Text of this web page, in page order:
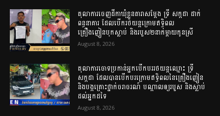
តុលាការចេញដីកាឃុំខ្លួនតារាសម្តែង ទ្រី សក្កដា ដាក់
ពន្ធនាគារ ដែលបើករថយន្តក្រោមឥទ្ធិពល
គ្រឿងញៀនបុកស្លាប់ និងរបួស២នាក់ម្តាយកូនស្រី
August 8, 2026
តុលាការចោទប្រកាន់អ្នកបើកបររថយន្តឈ្មោះ ទ្រី
សក្កដា ដែលបានបើកបរក្រោមឥទ្ធិពលនៃគ្រឿងញៀន
និងបង្កគ្រោះថ្នាក់ចរាចរណ៍ បណ្តាលឲ្យរបួស និងស្លាប់
ដល់អ្នកដទៃ
August 8, 2026